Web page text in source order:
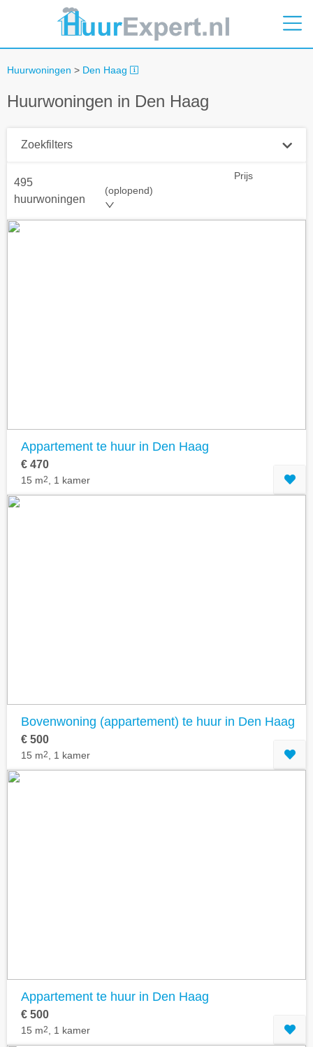
Huurwoningen > Den Haag
Huurwoningen in Den Haag
Zoekfilters
Plaatsnaam
+ 0 km
495
huurwoningen
Prijs
(oplopend)
Appartement te huur in Den Haag
€ 470
15 m2 , 1 kamer
Bovenwoning (appartement) te huur in Den Haag
€ 500
15 m2 , 1 kamer
Appartement te huur in Den Haag
€ 500
15 m2 , 1 kamer